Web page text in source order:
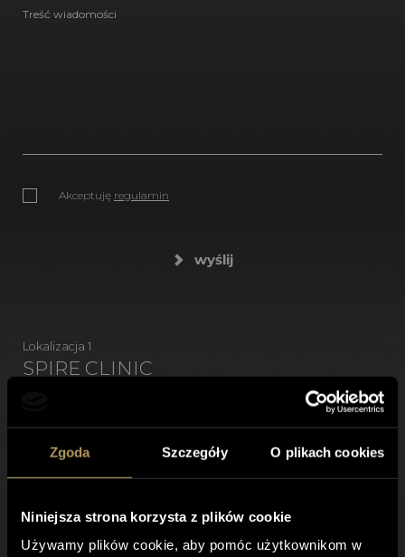
Zgoda Szczegóły O plikach cookies
Niniejsza strona korzysta z plików cookie
Używamy plików cookie, aby pomóc użytkownikom w
Lokalizacja 1
SPIRE CLINIC
01-204 Warszawa
SPIRE CLINIC
Klinika Medycyny Estetycznej
Akceptuję regulamin
wyślij